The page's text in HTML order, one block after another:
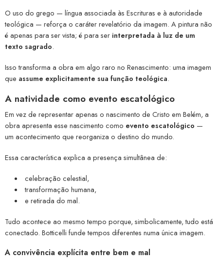
O uso do grego — língua associada às Escrituras e à autoridade
teológica — reforça o caráter revelatório da imagem. A pintura não
é apenas para ser vista; é para ser interpretada à luz de um
texto sagrado.
Isso transforma a obra em algo raro no Renascimento: uma imagem
que assume explicitamente sua função teológica.
A natividade como evento escatológico
Em vez de representar apenas o nascimento de Cristo em Belém, a
obra apresenta esse nascimento como evento escatológico —
um acontecimento que reorganiza o destino do mundo.
Essa característica explica a presença simultânea de:
celebração celestial,
transformação humana,
e retirada do mal.
Tudo acontece ao mesmo tempo porque, simbolicamente, tudo está
conectado. Botticelli funde tempos diferentes numa única imagem.
A convivência explícita entre bem e mal